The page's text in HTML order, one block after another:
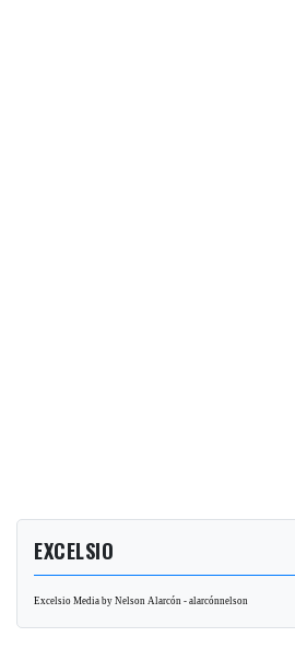
EXCELSIO
Excelsio Media by Nelson Alarcón - alarcónnelson